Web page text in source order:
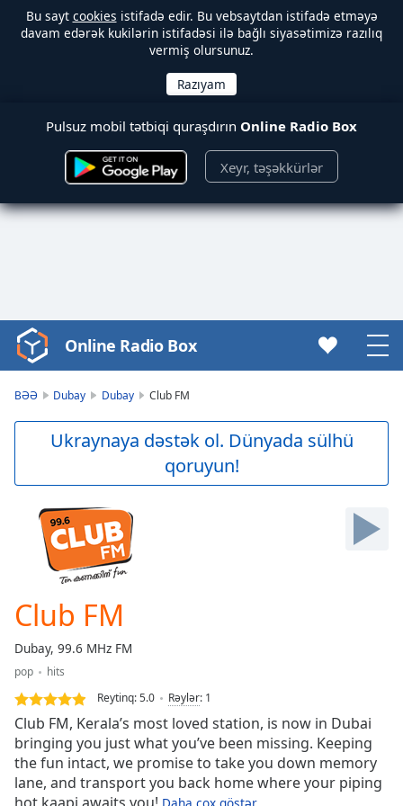
Bu sayt cookies istifadə edir. Bu vebsaytdan istifadə etməyə
davam edərək kukilərin istifadəsi ilə bağlı siyasətimizə razılıq
vermiş olursunuz.
Pulsuz mobil tətbiqi quraşdırın Online Radio Box
Xeyr, təşəkkürlər
Video
Player
Skip
Skip
Forward
Current
Loaded:
0.00%
Stream
Type LIVE
Seek to
live,
currently
behind
liveLIVE
Online Radio Box
BƏƏ Dubay Dubay Club FM
Ukraynaya dəstək ol. Dünyada sülhü
qoruyun!
Club FM
Dubay, 99.6 MHz FM
pop
hits
Reytinq:5.0 Rəylər: 1
Club FM, Kerala’s most loved station, is now in Dubai
bringing you just what you’ve been missing. Keeping
the fun intact, we promise to take you down memory
lane, and transport you back home where your piping